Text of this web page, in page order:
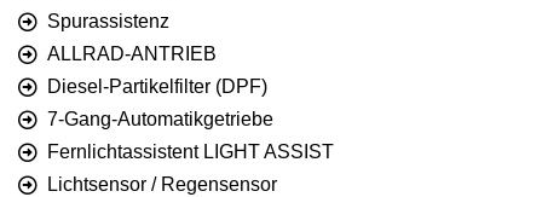
Spurassistenz
ALLRAD-ANTRIEB
Diesel-Partikelfilter (DPF)
7-Gang-Automatikgetriebe
Fernlichtassistent LIGHT ASSIST
Lichtsensor / Regensensor